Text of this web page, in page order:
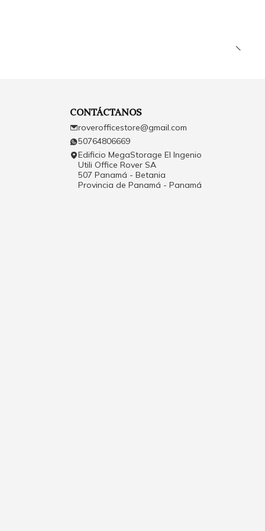
CONTÁCTANOS
roverofficestore@gmail.com
50764806669
Edificio MegaStorage El Ingenio
Utili Office Rover SA
507 Panamá - Betania
Provincia de Panamá - Panamá